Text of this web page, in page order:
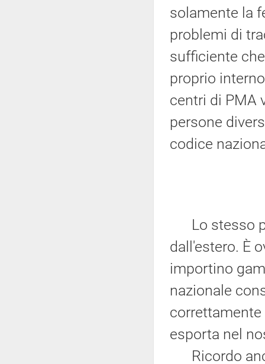
solamente la
problemi di
sufficiente
proprio
centri di PMA
persone
codice
Lo stesso
dall'estero. È
importino
nazionale
esporta nel
Ricordo